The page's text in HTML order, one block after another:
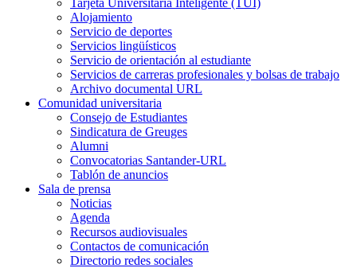
Alojamiento
Servicio de deportes
Servicios lingüísticos
Servicio de orientación al estudiante
Servicios de carreras profesionales y bolsas de trabajo
Archivo documental URL
Comunidad universitaria
Consejo de Estudiantes
Sindicatura de Greuges
Alumni
Convocatorias Santander-URL
Tablón de anuncios
Sala de prensa
Noticias
Agenda
Recursos audiovisuales
Contactos de comunicación
Directorio redes sociales